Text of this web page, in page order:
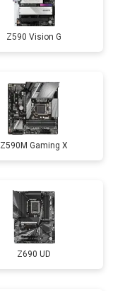
Z590 Vision G
Z590M Gaming X
Z690 UD